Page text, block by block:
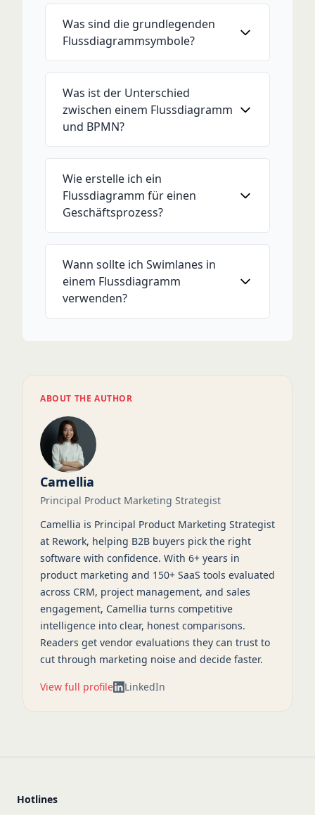
Was sind die grundlegenden
Flussdiagrammsymbole?
Was ist der Unterschied
zwischen einem Flussdiagramm
und BPMN?
Wie erstelle ich ein
Flussdiagramm für einen
Geschäftsprozess?
Wann sollte ich Swimlanes in
einem Flussdiagramm
verwenden?
ABOUT THE AUTHOR
Camellia
Principal Product Marketing Strategist
Camellia is Principal Product Marketing Strategist
at Rework, helping B2B buyers pick the right
software with confidence. With 6+ years in
product marketing and 150+ SaaS tools evaluated
across CRM, project management, and sales
engagement, Camellia turns competitive
intelligence into clear, honest comparisons.
Readers get vendor evaluations they can trust to
cut through marketing noise and decide faster.
View full profile LinkedIn
Hotlines